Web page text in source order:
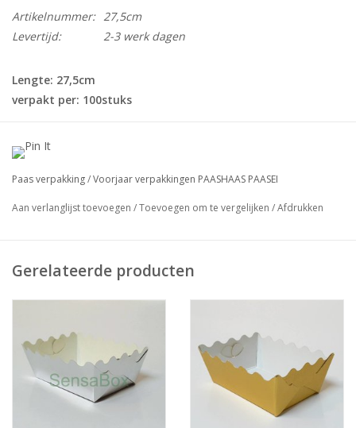
Artikelnummer: 27,5cm
Levertijd:
2-3 werk dagen
Lengte: 27,5cm
verpakt per: 100stuks
Deze ei onderstaanders zorgen er voor dat het (chocolade) ei
op zijn plek blijft.
Grotere hoeveelheden bestellen ? Dat is bij ons geen
Neem vrijblijvend contact met ons op via
Paas verpakking/Voorjaar verpakkingen PAASHAAS PAASEI
Aan verlanglijst toevoegen /Toevoegen om te vergelijken /Afdrukken
Gerelateerde producten